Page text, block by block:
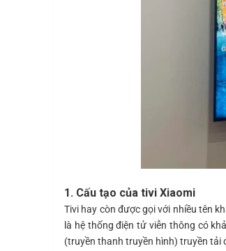
1. Cấu tạo của tivi Xiaomi
Tivi hay còn được gọi với nhiều tên
là hệ thống điện tử viễn thông có
(truyền thanh truyền hình) truyền tải